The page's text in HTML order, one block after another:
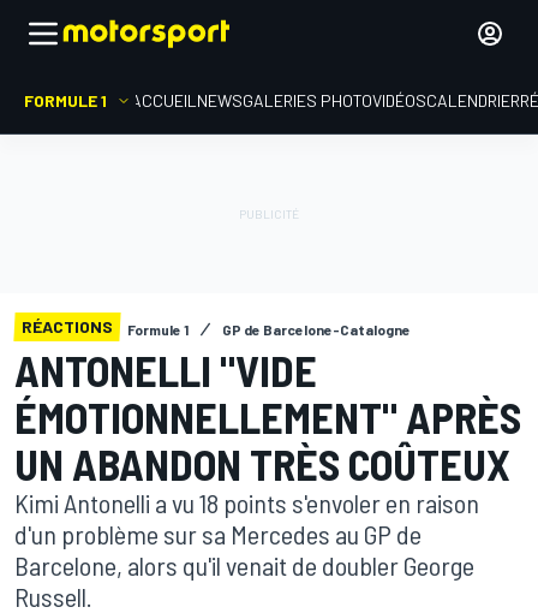
FORMULE 1 ACCUEIL NEWSGALERIES PHOTOVIDÉOSCALENDRIER
RÉACTIONS Formule 1 GP de Barcelone-Catalogne
ANTONELLI "VIDE
ÉMOTIONNELLEMENT" APRÈS
UN ABANDON TRÈS COÛTEUX
Kimi Antonelli a vu 18 points s'envoler en raison
d'un problème sur sa Mercedes au GP de
Barcelone, alors qu'il venait de doubler George
Russell.